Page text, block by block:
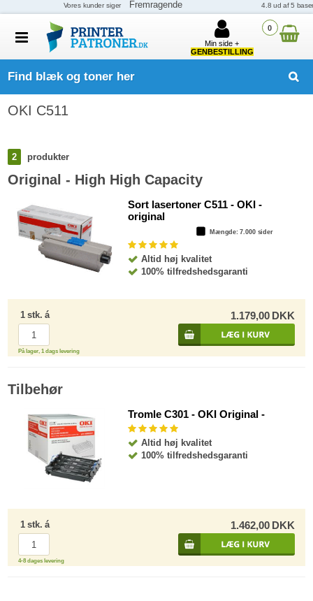
0
Min side +
GENBESTILLING
Find blæk og toner her
OKI C511
2 produkter
Original - High High Capacity
Sort lasertoner C511 - OKI -
original
Mængde: 7.000 sider
Altid høj kvalitet
100% tilfredshedsgaranti
1 stk. á 1.179,00 DKK
På lager, 1 dags levering
Tilbehør
Tromle C301 - OKI Original -
Altid høj kvalitet
100% tilfredshedsgaranti
1 stk. á 1.462,00 DKK
4-8 dages levering